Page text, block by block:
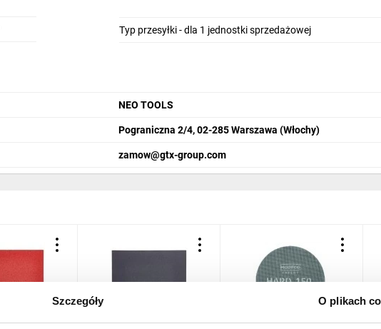
Szczegóły O plikach
Typ przesyłki - dla 1 jednostki sprzedażowej
NEO TOOLS
Pograniczna 2/4, 02-285 Warszawa (Włochy)
zamow@gtx-group.com